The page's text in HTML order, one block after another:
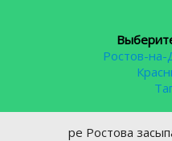
Ростов-
центре Ростова засыпали